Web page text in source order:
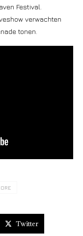
Festival.
verwachten
tonen.
Twitter